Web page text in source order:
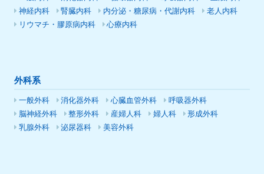
神経内科
腎臓内科 内分泌・糖尿病・代謝内科
老人内科
リウマチ・膠原病内科
心療内科
外科系
一般外科 消化器外科 心臓血管外科
呼吸器外科
脳神経外科
整形外科 産婦人科 婦人科
形成外科
乳腺外科
泌尿器科 美容外科